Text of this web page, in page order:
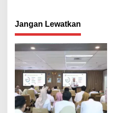
Jangan Lewatkan